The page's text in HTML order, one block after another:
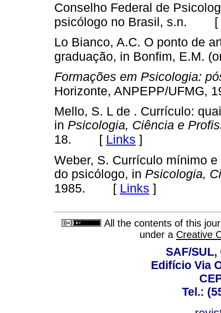
Conselho Federal de
psicólogo no Brasil, s.n. [
Lo Bianco, A.C. O ponto de
graduação, in Bonfim, E.M.
Formações em Psicologia:
Horizonte, ANPEPP/UFMG,
Mello, S. L de . Currículo:
in Psicologia, Ciência e
18. [ Links ]
Weber, S. Currículo mínimo
do psicólogo, in Psicologia,
1985. [ Links ]
All the contents of this
under a Creative
SAF/
Edifício Via
Tel.: